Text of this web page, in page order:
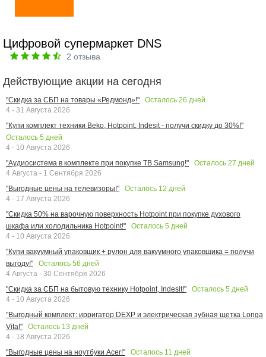
Цифровой супермаркет DNS
2 отзыва
Действующие акции на сегодня
"Скидка за СБП на товары «Редмонд»!" Осталось 26 дней
4 - 31 Августа 2026
"Купи комплект техники Beko, Hotpoint, Indesit - получи скидку до 30%!"
Осталось 5 дней
4 - 10 Августа 2026
"Аудиосистема в комплекте при покупке ТВ Samsung!"
Осталось 27 дней
4 Августа - 1 Сентября 2026
"Выгодные цены на телевизоры!"
Осталось 12 дней
4 - 17 Августа 2026
"Скидка 50% на варочную поверхность Hotpoint при покупке духового
шкафа или холодильника Hotpoint!"
Осталось 5 дней
4 - 10 Августа 2026
"Купи вакуумный упаковщик + рулон для вакуумного упаковщика = получи
выгоду!"
Осталось 56 дней
4 Августа - 30 Сентября 2026
"Скидка за СБП на бытовую технику Hotpoint, Indesit!"
Осталось 5 дней
4 - 10 Августа 2026
"Выгодный комплект: ирригатор DEXP и электрическая зубная щетка Longa
Vita!"
Осталось 13 дней
4 - 18 Августа 2026
"Выгодные цены на ноутбуки Acer!"
Осталось 11 дней